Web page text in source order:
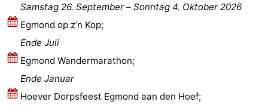
Zee
Zuid-
Kennermerland
Amsterdam
-
Haarlem
Zandvoort
Südholland
-
Samstag 26. September –
Sonntag 4. Oktober 2026
Egmond op z’n Kop;
Ende Juli
Egmond Wandermarathon;
Ende Januar
Hoever Dorpsfeest Egmond aan den Hoef;